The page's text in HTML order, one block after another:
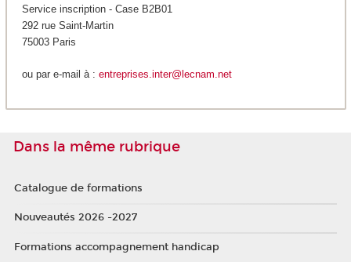
Service inscription - Case B2B01
292 rue Saint-Martin
75003 Paris
ou par e-mail à : entreprises.inter@lecnam.net
Dans la même rubrique
Catalogue de formations
Nouveautés 2026 -2027
Formations accompagnement handicap